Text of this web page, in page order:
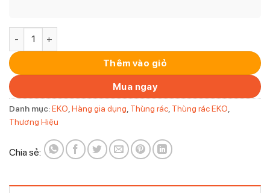
THÙNG RÁC EKO EK9280RMT 20L - CẢM BIỂN TỰ ĐỘNG -
Thêm vào giỏ
Mua ngay
Danh mục:EKO Hàng gia dụng Thùng rác Thùng rác EKO
Thương Hiệu
Chia sẻ: